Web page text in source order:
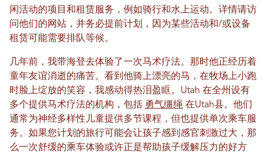
闲活动的项目和租赁服务，例如骑行和水上运动。详情请访
问他们的网站，并务必提前计划，因为某些活动和/或设备
租赁可能需要排队等候。
几年前，我带海登去体验了一次马术疗法。那时他正经历着
童年友谊消逝的痛苦。看到他骑上漂亮的马，在牧场上小跑
时脸上绽放的笑容，我感动得热泪盈眶。Utah 在全州设有
多个提供马术疗法的机构，包括 勇气缰绳 在Utah县。他们
通常为神经多样性儿童提供多节课程，但也提供单次乘车服
务。如果您计划的旅行可能会让孩子感到感官刺激过大，那
么一次舒缓的乘车体验或许正是帮助孩子缓解压力的好方